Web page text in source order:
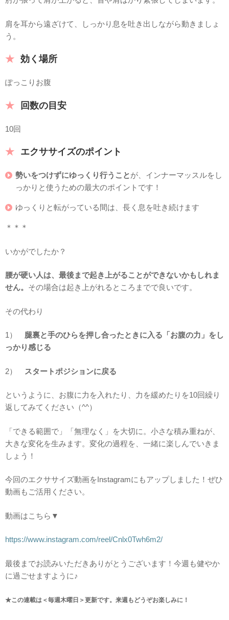
肩を耳から遠ざけて、しっかり息を吐き出しながら動きましょ
う。
効く場所
ぽっこりお腹
回数の目安
10回
エクササイズのポイント
勢いをつけずにゆっくり行うことが、インナーマッスルをし
っかりと使うための最大のポイントです！
ゆっくりと転がっている間は、長く息を吐き続けます
＊＊＊
いかがでしたか？
腰が硬い人は、最後まで起き上がることができないかもしれま
せん。 その場合は起き上がれるところまでで良いです。
その代わり
1） 腿裏と手のひらを押し合ったときに入る「お腹の力」をし
っかり感じる
2） スタートポジションに戻る
というように、お腹に力を入れたり、力を緩めたりを10回繰り
返してみてください（^^）
「できる範囲で」「無理なく」を大切に。小さな積み重ねが、
大きな変化を生みます。変化の過程を、一緒に楽しんでいきま
しょう！
今回のエクササイズ動画をInstagramにもアップしました！ぜひ
動画もご活用ください。
動画はこちら▼
https://www.instagram.com/reel/Cnlx0Twh6m2/
最後までお読みいただきありがとうございます！今週も健やか
に過ごせますように♪
★この連載は＜毎週木曜日＞更新です。来週もどうぞお楽しみに！